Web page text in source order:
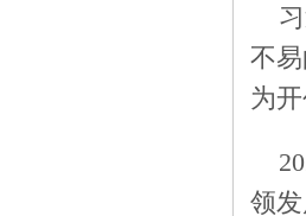
不
为
领